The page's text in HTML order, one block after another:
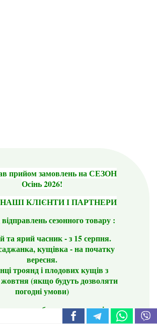
прийом замовлень на СЕЗОН
Осінь 2026!
КЛІЄНТИ І ПАРТНЕРИ
сезонного товару :
та ярий часник - з 15 серпня.
кущівка - на початку
вересня.
троянд і плодових кущів з
(якщо будуть дозволяти
погодні умови)
сезону ви будете задоволені
гарним асортиментом цибулі